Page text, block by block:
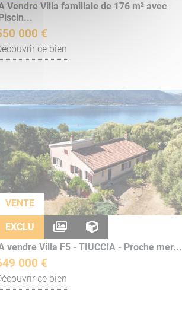
Vendre Villa familiale de 176 m² avec
000 €
ce bien
VENTE
EXCLU
vendre Villa F5 - TIUCCIA - Proche mer...
000 €
ce bien